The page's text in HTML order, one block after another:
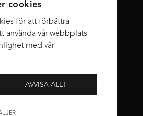
cookies
för att förbättra
använda vår webbplats
med vår
AVVISA ALLT